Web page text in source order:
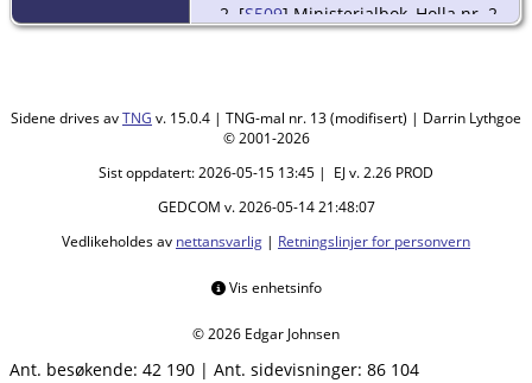
[S509] Ministerialbok, Holla nr. 2,
1779-1814, Holla i Telemark, s.6
viede 1717-1778.
[S553] Ministerialbok, Holla nr. 1,
(Troverdighet: 3).
1815-1830, Holla i Telemark, s.195
Sidene drives avTNG v. 15.0.4 | TNG-mal nr. 13 (modifisert) | Darrin Lythgoe
© 2001-2026
Sist oppdatert: 2026-05-15 13:45 | EJ v. 2.26 PROD
GEDCOM v. 2026-05-14 21:48:07
Vedlikeholdes av nettansvarlig | Retningslinjer for personvern
Vis enhetsinfo
© 2026 Edgar Johnsen
Ant. besøkende: 42 190 | Ant. sidevisninger: 86 104